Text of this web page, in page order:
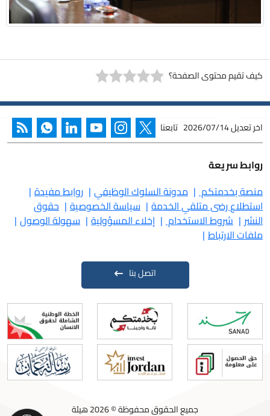
كيف تقيم محتوى الصفحة؟
اخر تعديل2026/07/14 تابعنا
روابط سريعة
منصة بخدمتكم مدونة السلوك الوظيفي
روابط مفيدة
استطلاع رضى متلقي الخدمة سياسة الخصوصية حقوق
النشر شروط الاستخدام إخلاء المسؤولية سهولة الوصول
ملفات الارتباط
اتصل بنا
جميع الحقوق محفوظة © 2026 هيئة